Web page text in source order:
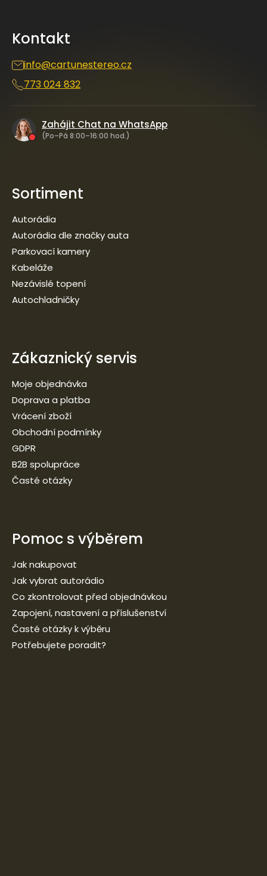
Kontakt
info@cartunestereo.cz
773 024 832
Zahájit Chat na WhatsApp
(Po–Pá 8:00–16:00 hod.)
Sortiment
Autorádia
Autorádia dle značky auta
Parkovací kamery
Kabeláže
Nezávislé topení
Autochladničky
Zákaznický servis
Moje objednávka
Doprava a platba
Vrácení zboží
Obchodní podmínky
GDPR
B2B spolupráce
Časté otázky
Pomoc s výběrem
Jak nakupovat
Jak vybrat autorádio
Co zkontrolovat před objednávkou
Zapojení, nastavení a příslušenství
Časté otázky k výběru
Potřebujete poradit?